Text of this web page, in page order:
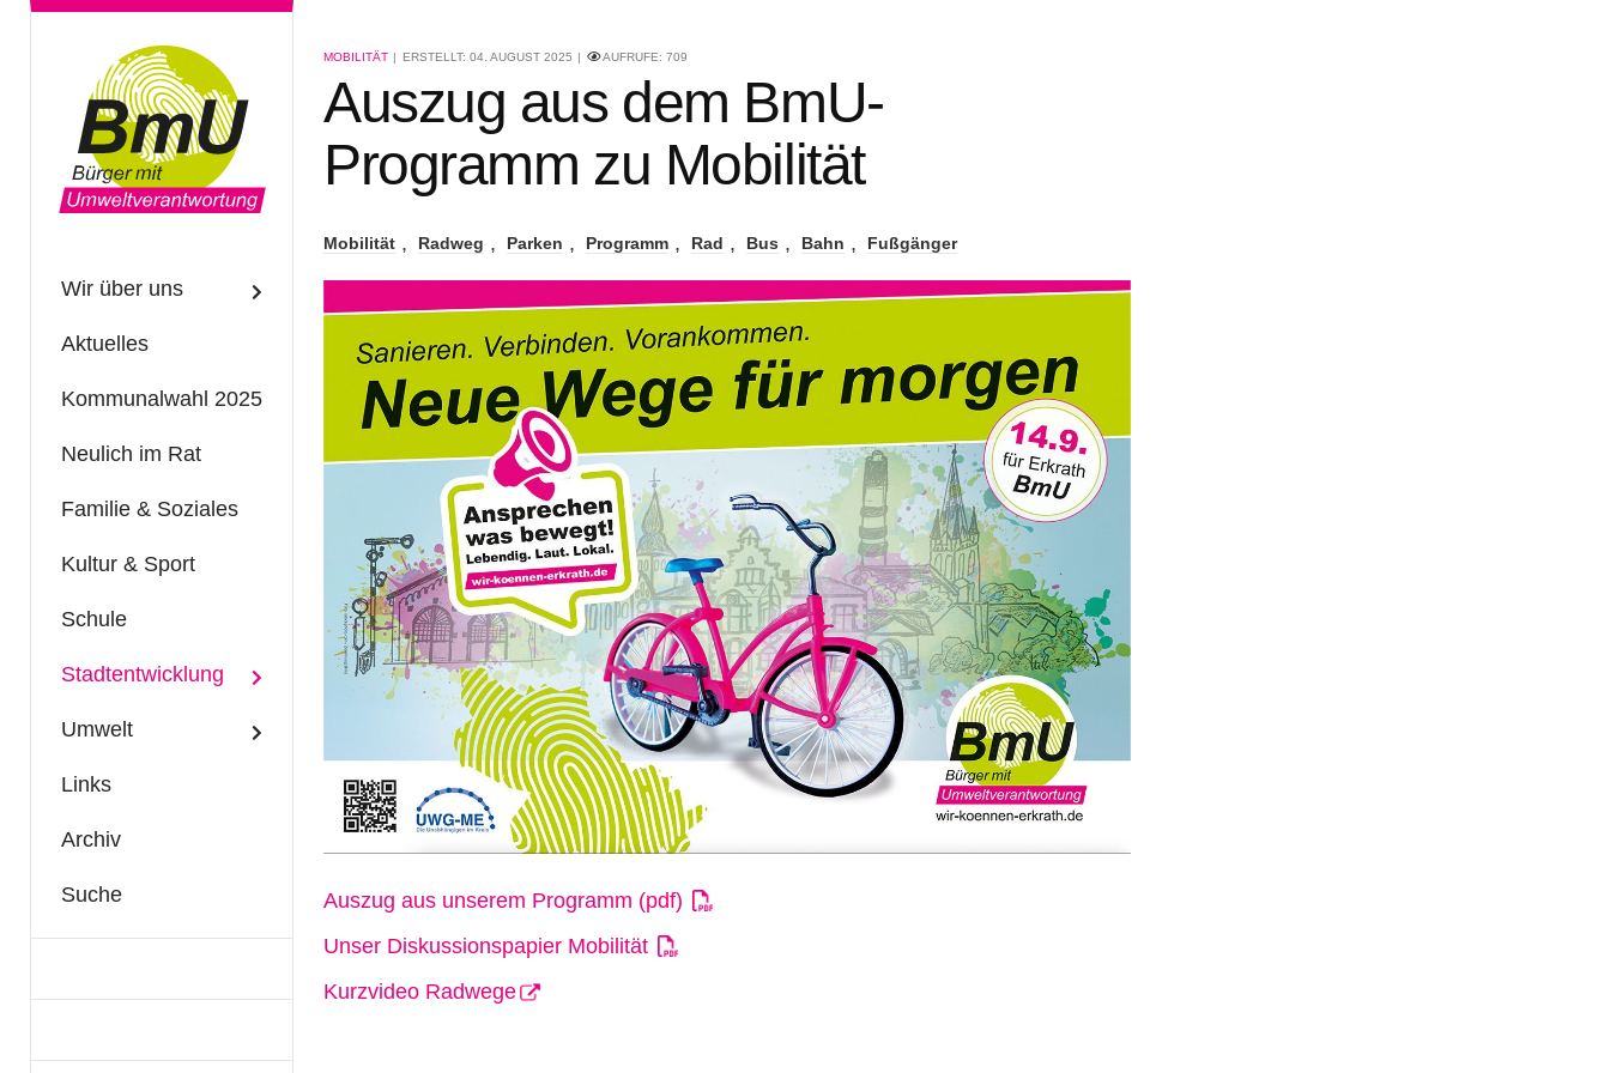
Wir über uns
Aktuelles
Kommunalwahl 2025
Neulich im Rat
Familie & Soziales
Kultur & Sport
Schule
Stadtentwicklung
Umwelt
Links
Archiv
Suche
MOBILITÄT ERSTELLT: 04. AUGUST 2025 AUFRUFE: 709
Auszug aus dem BmU-
Programm zu Mobilität
Mobilität Radweg Parken Programm Rad Bus Bahn Fußgänger
Auszug aus unserem Programm (pdf)
Unser Diskussionspapier Mobilität
Kurzvideo Radwege